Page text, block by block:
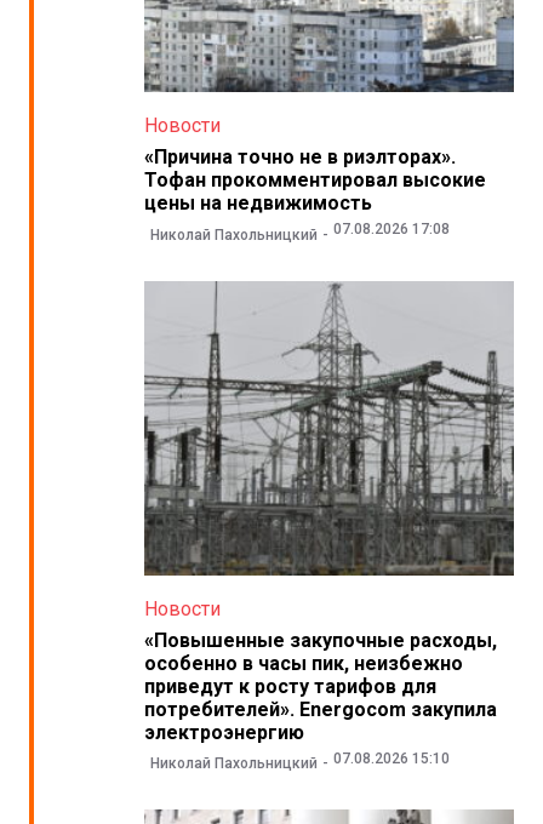
Новости
«Причина точно не в риэлторах».
Тофан прокомментировал высокие
цены на недвижимость
Николай Пахольницкий 07.08.2026 17:08
Новости
«Повышенные закупочные расходы,
особенно в часы пик, неизбежно
приведут к росту тарифов для
потребителей». Energocom закупила
электроэнергию
Николай Пахольницкий 07.08.2026 15:10